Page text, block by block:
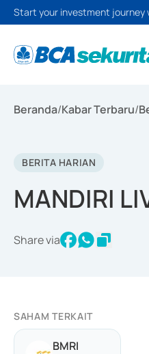
Start your investment journey
Beranda/Kabar Terbaru/
BERITA HARIAN
MANDIRI
Share via
SAHAM TERKAIT
BMRI